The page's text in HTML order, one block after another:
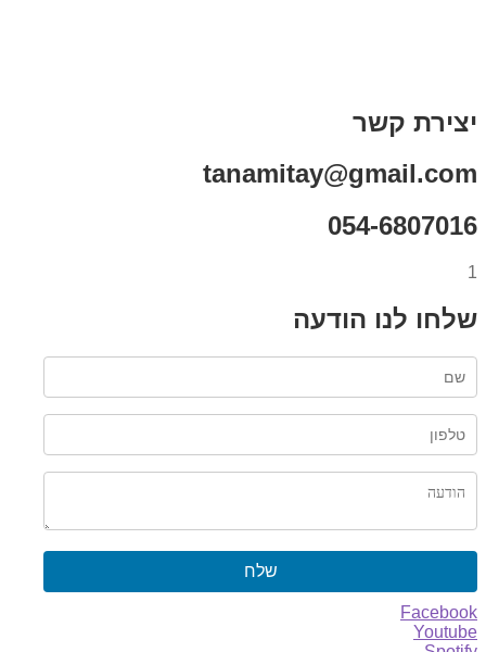
יצירת קשר
tanamitay@gmail.com
054-6807016
1
שלחו לנו הודעה
שלח
Facebook
Youtube